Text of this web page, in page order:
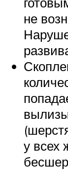
не
у всех